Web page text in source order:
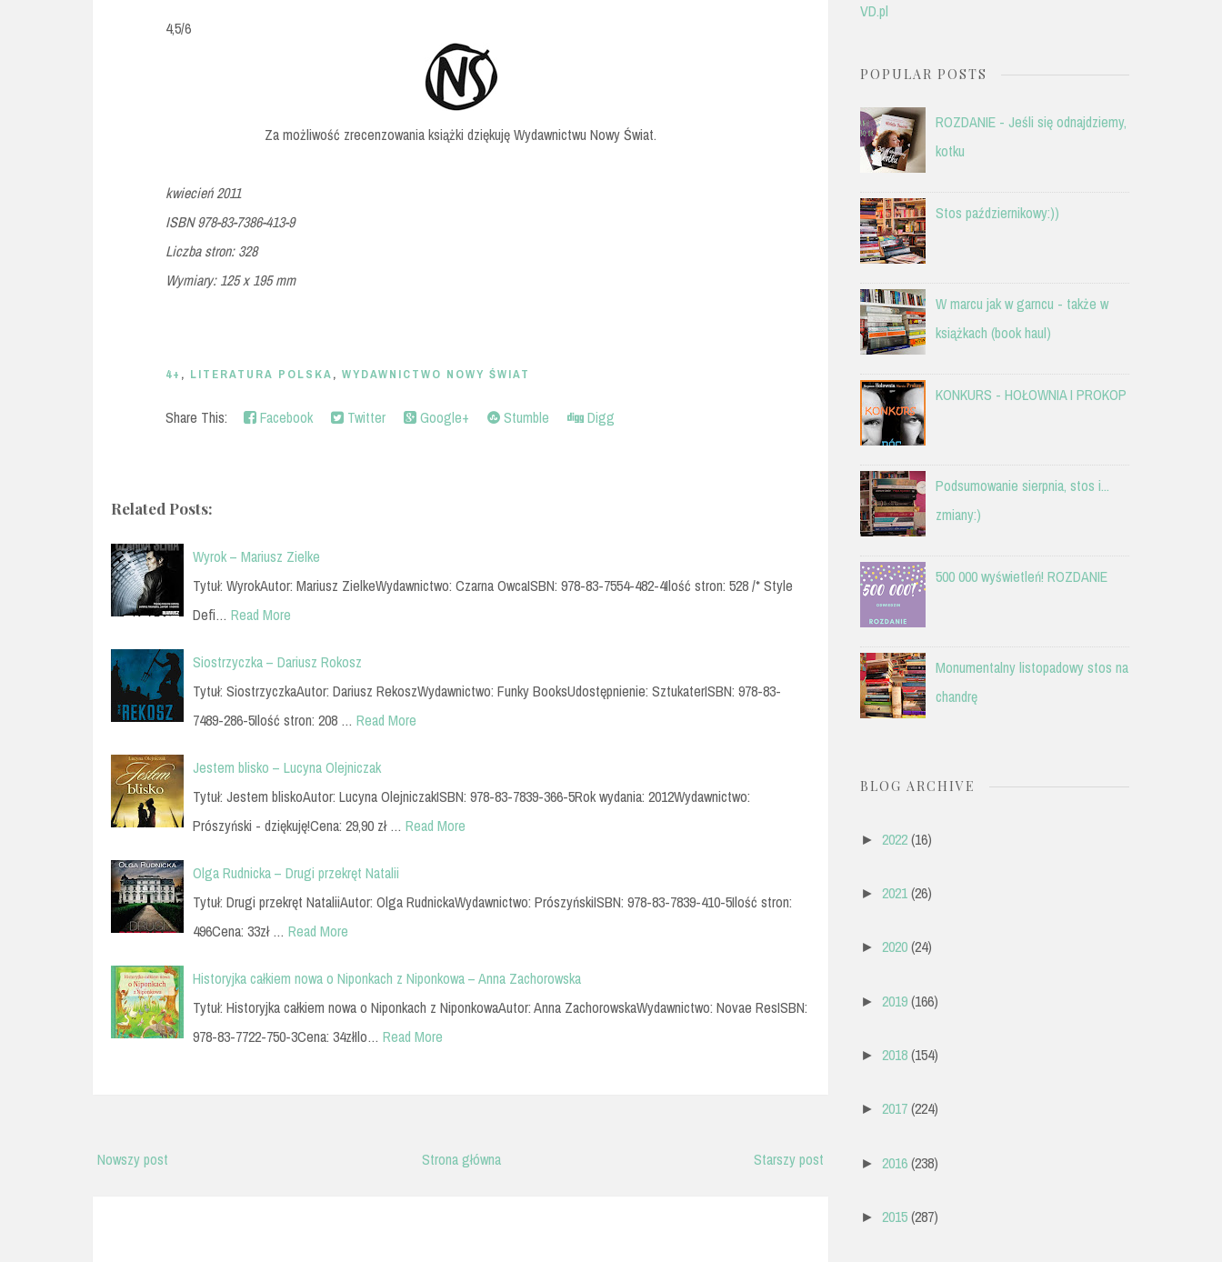
4,5/6
Za możliwość zrecenzowania książki dziękuję Wydawnictwu Nowy Świat.
kwiecień 2011
ISBN 978-83-7386-413-9
Liczba stron: 328
Wymiary: 125 x 195 mm
4+ , LITERATURA POLSKA, WYDAWNICTWO NOWY ŚWIAT
Share This: Facebook Twitter Google+ Stumble Digg
Related Posts:
Wyrok – Mariusz Zielke
Tytuł: WyrokAutor: Mariusz ZielkeWydawnictwo: Czarna OwcaISBN: 978-83-7554-482-4Ilość stron: 528 /* Style
Defi… Read More
Siostrzyczka – Dariusz Rokosz
Tytuł: SiostrzyczkaAutor: Dariusz RekoszWydawnictwo: Funky BooksUdostępnienie: SztukaterISBN: 978-83-
7489-286-5Ilość stron: 208 … Read More
Jestem blisko – Lucyna Olejniczak
Tytuł: Jestem bliskoAutor: Lucyna OlejniczakISBN: 978-83-7839-366-5Rok wydania: 2012Wydawnictwo:
Prószyński - dziękuję!Cena: 29,90 zł … Read More
Olga Rudnicka – Drugi przekręt Natalii
Tytuł: Drugi przekręt NataliiAutor: Olga RudnickaWydawnictwo: PrószyńskiISBN: 978-83-7839-410-5Ilość stron:
496Cena: 33zł … Read More
Historyjka całkiem nowa o Niponkach z Niponkowa – Anna Zachorowska
Tytuł: Historyjka całkiem nowa o Niponkach z NiponkowaAutor: Anna ZachorowskaWydawnictwo: Novae ResISBN:
978-83-7722-750-3Cena: 34złIlo… Read More
Nowszy post Starszy post
Strona główna
VD.pl
POPULAR POSTS
ROZDANIE - Jeśli się odnajdziemy,
kotku
Stos październikowy:))
W marcu jak w garncu - także w
książkach (book haul)
KONKURS - HOŁOWNIA I PROKOP
Podsumowanie sierpnia, stos i...
zmiany:)
500 000 wyświetleń! ROZDANIE
Monumentalny listopadowy stos na
chandrę
BLOG ARCHIVE
► 2022 (16)
► 2021 (26)
► 2020 (24)
► 2019 (166)
► 2018 (154)
► 2017 (224)
► 2016 (238)
► 2015 (287)